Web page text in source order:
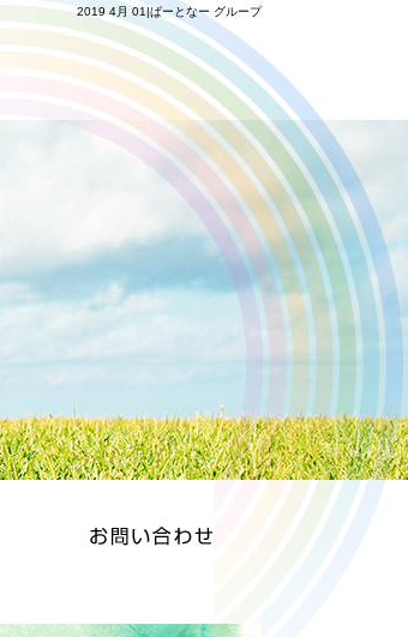
2019 4月 01|ぱーとなー グループ